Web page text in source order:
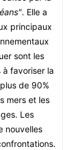
. Elle a
principaux
sont les
favoriser la
de 90%
mers et les
Les
nouvelles